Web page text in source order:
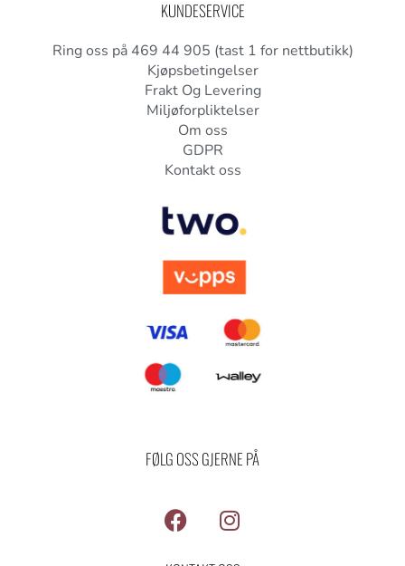
KUNDESERVICE
Ring oss på 469 44 905 (tast 1 for nettbutikk)
Kjøpsbetingelser
Frakt Og Levering
Miljøforpliktelser
Om oss
GDPR
Kontakt oss
FØLG OSS GJERNE PÅ
F
a
I
n